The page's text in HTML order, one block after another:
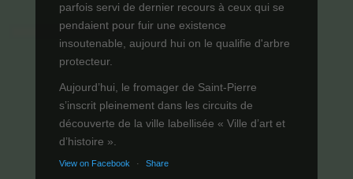
parfois servi de dernier recours à ceux qui se
pendaient pour fuir une existence
insoutenable, aujourd hui on le qualifie d'arbre
protecteur.
Aujourd’hui, le fromager de Saint-Pierre
s’inscrit pleinement dans les circuits de
découverte de la ville labellisée « Ville d’art et
d’histoire ».
View on Facebook · Share